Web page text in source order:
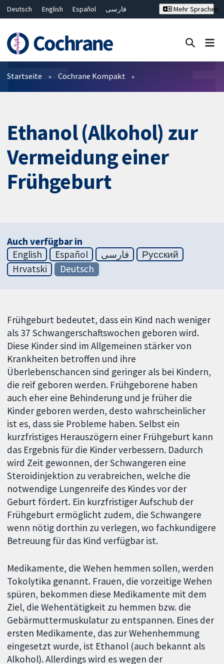
Deutsch English Español
فارسی
Bahasa Malaysia
ไทย
繁體中文
简体中文
Mehr Sprachen
Filter
Startseite Cochrane Kompakt
Ethanol (Alkohol) zur
Vermeidung einer
Frühgeburt
Auch verfügbar in
English
Español فارسی
Русский
Hrvatski
Deutsch
Frühgeburt bedeutet, dass ein Kind nach weniger
als 37 Schwangerschaftswochen geboren wird.
Diese Kinder sind im Allgemeinen stärker von
Krankheiten betroffen und ihre
Überlebenschancen sind geringer als bei Kindern,
die reif geboren werden. Frühgeborene haben
auch eher eine Behinderung und je früher die
Kinder geboren werden, desto wahrscheinlicher
ist es, dass sie Probleme haben. Selbst ein
kurzfristiges Herauszögern einer Frühgeburt kann
das Ergebnis für die Kinder verbessern. Dadurch
wird Zeit gewonnen, der Schwangeren eine
Steroidinjektion zu verabreichen, welche die
notwendige Lungenreife des Kindes vor der
Geburt fördert. Ein kurzfristiger Aufschub der
Frühgeburt ermöglicht zudem, die Schwangere
wenn nötig dorthin zu verlegen, wo fachkundigere
Betreuung für das Kind verfügbar ist.
Medikamente, die Wehen hemmen sollen, werden
Tokolytika genannt. Frauen, die vorzeitige Wehen
spüren, bekommen diese Medikamente mit dem
Ziel, die Wehentätigkeit zu hemmen bzw. die
Gebärmuttermuskulatur zu entspannen. Eines der
ersten Medikamente, das zur Wehenhemmung
eingesetzt wurde, ist Ethanol (auch bekannt als
Alkohol). Allerdings wird es wegen der